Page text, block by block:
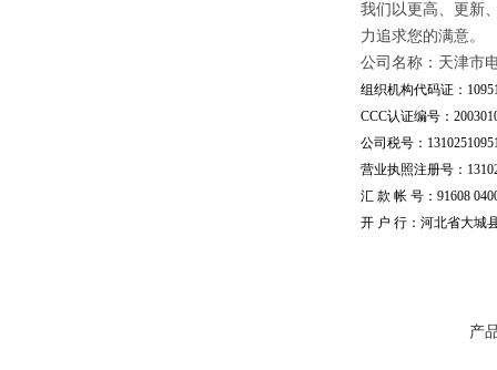
我们以更高、更新
力追求您的满意。
公司名称：天津市
组织机构代码证：
CCC认证编号：
公司税号：
营业执照注册号：
汇 款 帐 号：91608
开 户 行：河北省大城
产